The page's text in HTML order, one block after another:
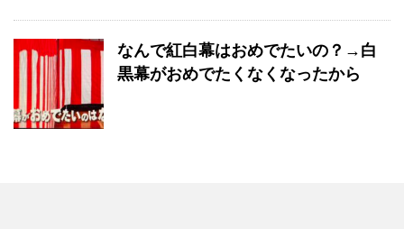
なんで紅白幕はおめでたいの？→白
黒幕がおめでたくなくなったから